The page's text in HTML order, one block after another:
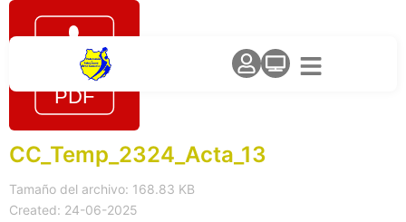
CC_Temp_2324_Acta_13
Tamaño del archivo: 168.83 KB
Created: 24-06-2025